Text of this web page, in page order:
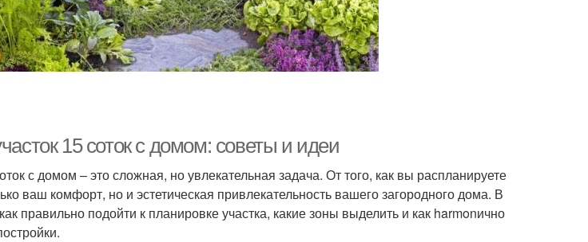
15 соток с домом: советы и идеи
с домом – это сложная, но увлекательная задача. От того, как вы распланируете
ваш комфорт, но и эстетическая привлекательность вашего загородного дома. В
правильно подойти к планировке участка, какие зоны выделить и как harmonично